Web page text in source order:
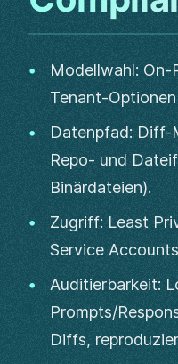
Modellwahl:
Tenant-
Datenpfad: Diff-
Repo- und
Binärdateien).
Zugriff: Least
Service
Auditierbarkeit:
Prompts/
Diffs,